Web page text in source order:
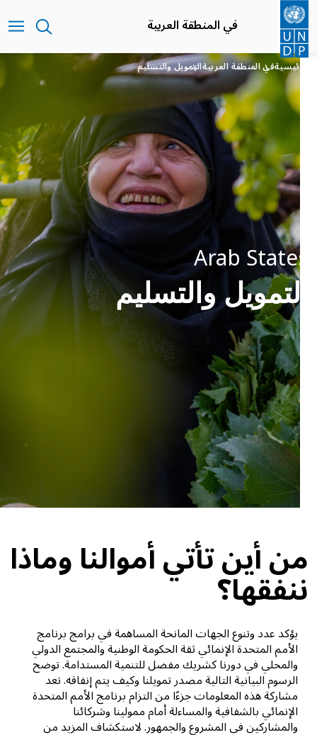
تجاوز
إلى
المحتوى
الرئيسي
في المنطقة العربية
الرئيسيةفي المنطقة العربيةالتمويل والتسليم
Arab States
التمويل والتسليم
من أين تأتي أموالنا وماذا
ننفقها؟
يؤكد عدد وتنوع الجهات المانحة المساهمة في برامج برنامج
الأمم المتحدة الإنمائي ثقة الحكومة الوطنية والمجتمع الدولي
والمحلي في دورنا كشريك مفضل للتنمية المستدامة.توضح
الرسوم البيانية التالية مصدر تمويلنا وكيف يتم إنفاقه.تعد
مشاركة هذه المعلومات جزءًا من التزام برنامج الأمم المتحدة
الإنمائي بالشفافية والمساءلة أمام ممولينا وشركائنا
والمشاركين في المشروع والجمهور.لاستكشاف المزيد من